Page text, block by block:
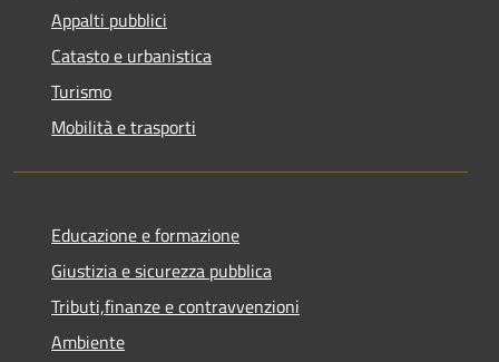
Appalti pubblici
Catasto e urbanistica
Turismo
Mobilità e trasporti
Educazione e formazione
Giustizia e sicurezza pubblica
Tributi,finanze e contravvenzioni
Ambiente